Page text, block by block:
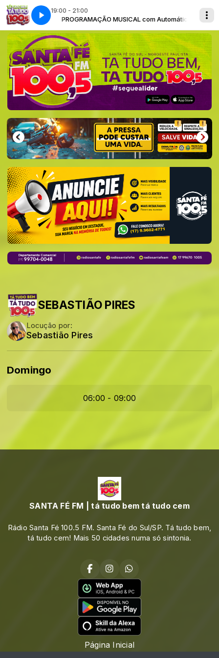
19:00 - 21:00
Automático PROGRAMAÇÃO MUSICAL com Automático
SEBASTIÃO PIRES
Locução por:
Sebastião Pires
Domingo
06:00 - 09:00
SANTA FÉ FM | tá tudo bem tá tudo cem
Rádio Santa Fé 100.5 FM. Santa Fé do Sul/SP. Tá tudo bem,
tá tudo cem! Mais 50 cidades numa só sintonia.
Página Inicial